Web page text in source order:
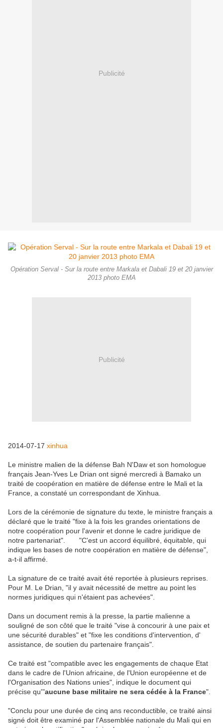
Publicité
Opération Serval - Sur la route entre Markala et Dabali 19 et 20 janvier
2013 photo EMA
Publicité
2014-07-17 xinhua
Le ministre malien de la défense Bah N'Daw et son homologue
français Jean-Yves Le Drian ont signé mercredi à Bamako un
traité de coopération en matière de défense entre le Mali et la
France, a constaté un correspondant de Xinhua.
Lors de la cérémonie de signature du texte, le ministre français a
déclaré que le traité "fixe à la fois les grandes orientations de
notre coopération pour l'avenir et donne le cadre juridique de
notre partenariat". "C'est un accord équilibré, équitable, qui
indique les bases de notre coopération en matière de défense",
a-t-il affirmé.
La signature de ce traité avait été reportée à plusieurs reprises.
Pour M. Le Drian, "il y avait nécessité de mettre au point les
normes juridiques qui n'étaient pas achevées".
Dans un document remis à la presse, la partie malienne a
souligné de son côté que le traité "vise à concourir à une paix et
une sécurité durables" et "fixe les conditions d'intervention, d'
assistance, de soutien du partenaire français".
Ce traité est "compatible avec les engagements de chaque Etat
dans le cadre de l'Union africaine, de l'Union européenne et de
l'Organisation des Nations unies", indique le document qui
précise qu'"aucune base militaire ne sera cédée à la France".
"Conclu pour une durée de cinq ans reconductible, ce traité ainsi
signé doit être examiné par l'Assemblée nationale du Mali qui en